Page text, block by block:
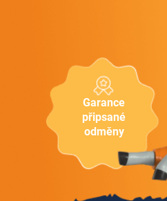
Garance
připsané
odměny